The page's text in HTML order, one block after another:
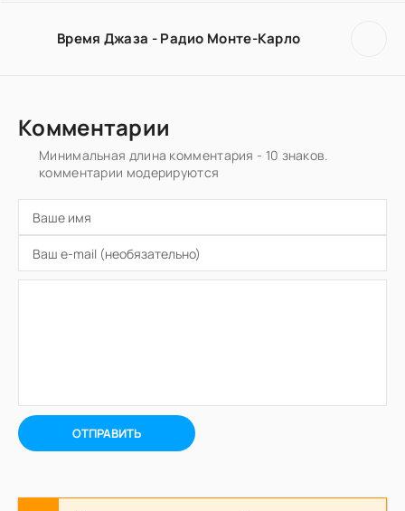
Время Джаза - Радио Монте-Карло
Комментарии
Минимальная длина комментария - 10 знаков.
комментарии модерируются
ОТПРАВИТЬ